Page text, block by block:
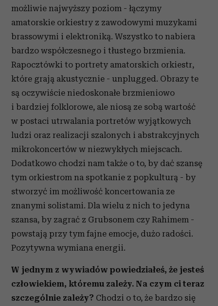
możliwie najwyższy poziom - łączymy
amatorskie orkiestry z zawodowymi muzykami
brassowymi i elektroniką. Wszystko to nabiera
bardzo współczesnego i tłustego brzmienia.
Rapocztówki to portrety amatorskich orkiestr,
które grają akustycznie - unplugged. Obrazy te
są oczywiście niedoskonałe brzmieniowo
i bardziej folklorowe, ale niosą ze sobą wartość
w postaci utrwalania portretów wyjątkowych
ludzi oraz realizacji szalonych i abstrakcyjnych
mikrokoncertów w niezwykłych miejscach.
Dodatkowo chodzi nam także o to, by dać szansę
tym orkiestrom na spotkanie z popkulturą - by
stworzyć im możliwość koncertowania ze
znanymi solistami. Dla wielu z nich to jedyna
szansa, by zagrać z Grubsonem czy Rahimem -
powstają przy tym fajne emocje, dużo radości.
Pozytywna wymiana energii.
W jednym z wywiadów powiedziałeś, że jesteś
człowiekiem, któremu zależy. Na czym ci teraz
szczególnie zależy? Chodzi o to, że bardzo się